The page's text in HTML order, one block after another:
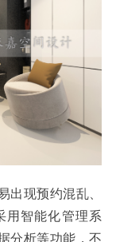
现预约混乱、
用智能化管理系
分析等功能，不